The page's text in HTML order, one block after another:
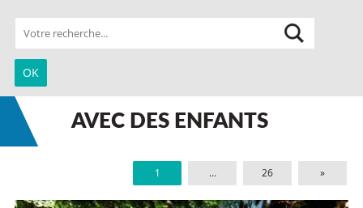
AVEC DES ENFANTS
1 … 26 »